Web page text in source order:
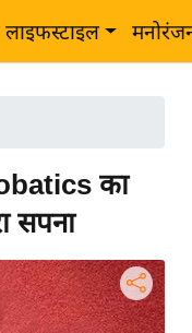
लाइफस्टाइल
का
सपना